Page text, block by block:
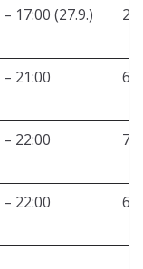
– 17:00 (27.9.)
– 21:00
– 22:00
– 22:00